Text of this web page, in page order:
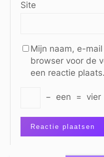
Site
Mijn naam, e-
browser voor de
een reactie plaats.
− een = vier